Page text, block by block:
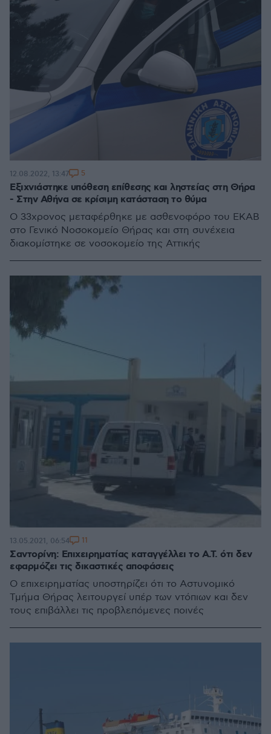
Εξιχνιάστηκε υπόθεση επίθεσης και ληστείας στη Θήρα
- Στην Αθήνα σε κρίσιμη κατάσταση το θύμα
Ο 33χρονος μεταφέρθηκε με ασθενοφόρο του ΕΚΑΒ
στο Γενικό Νοσοκομείο Θήρας και στη συνέχεια
διακομίστηκε σε νοσοκομείο της Αττικής
12.08.2022, 13:47 5
Σαντορίνη: Επιχειρηματίας καταγγέλλει το Α.Τ. ότι δεν
εφαρμόζει τις δικαστικές αποφάσεις
Ο επιχειρηματίας υποστηρίζει ότι το Αστυνομικό
Τμήμα Θήρας λειτουργεί υπέρ των ντόπιων και δεν
τους επιβάλλει τις προβλεπόμενες ποινές
13.05.2021, 06:54 11